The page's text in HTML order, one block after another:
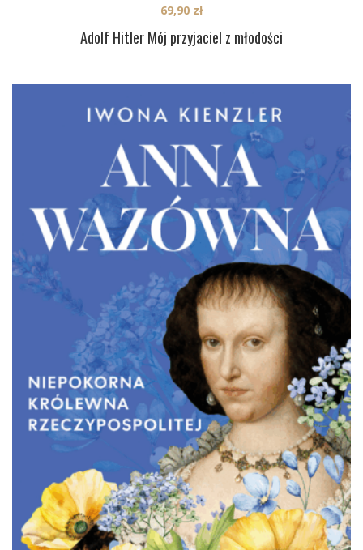
Adolf Hitler Mój przyjaciel z młodości
69,90 zł